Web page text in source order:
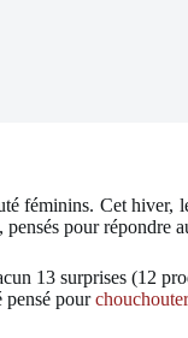
féminins. Cet
, pensés pour répondre
13 surprises (12
pensé pour